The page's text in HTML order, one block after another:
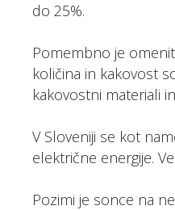
do 25%.
Pomembno je
količina in kakovost
kakovostni materiali
V Sloveniji se kot
električne energije.
Pozimi je sonce na